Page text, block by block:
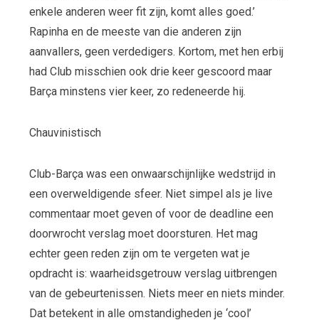
enkele anderen weer fit zijn, komt alles goed.’
Rapinha en de meeste van die anderen zijn
aanvallers, geen verdedigers. Kortom, met hen erbij
had Club misschien ook drie keer gescoord maar
Barça minstens vier keer, zo redeneerde hij.
Chauvinistisch
Club-Barça was een onwaarschijnlijke wedstrijd in
een overweldigende sfeer. Niet simpel als je live
commentaar moet geven of voor de deadline een
doorwrocht verslag moet doorsturen. Het mag
echter geen reden zijn om te vergeten wat je
opdracht is: waarheidsgetrouw verslag uitbrengen
van de gebeurtenissen. Niets meer en niets minder.
Dat betekent in alle omstandigheden je ‘cool’